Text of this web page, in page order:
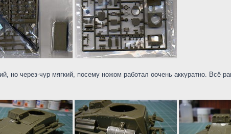
но через-чур мягкий, посему ножом работал оочень аккуратно. Всё